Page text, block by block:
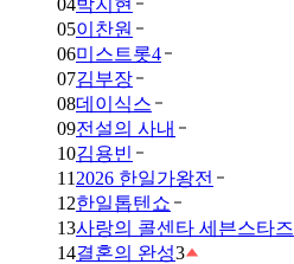
05이찬원
06미스트롯4
07김부장
08데이식스
09전설의 사내
10김용빈
11 2026 한일가왕전
12한일톱텐쇼
13사랑의 콜센타 세븐스타즈
14결혼의 완성3